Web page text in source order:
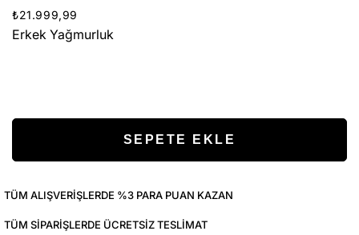
₺21.999,99
Erkek Yağmurluk
TÜM ALIŞVERIŞLERDE %3 PARA PUAN KAZAN
TÜM SIPARIŞLERDE ÜCRETSIZ TESLIMAT